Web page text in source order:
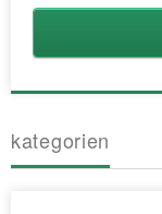
kategorien